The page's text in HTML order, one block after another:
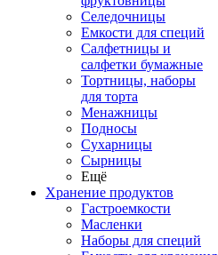
Селедочницы
Емкости для специй
Салфетницы и
салфетки бумажные
Тортницы, наборы
для торта
Менажницы
Подносы
Сухарницы
Сырницы
Ещё
Хранение продуктов
Гастроемкости
Масленки
Наборы для специй